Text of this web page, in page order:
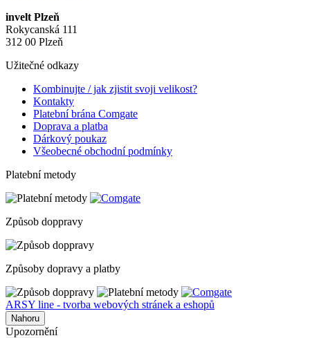
invelt Plzeň
Rokycanská 111
312 00 Plzeň
Užitečné odkazy
Kombinujte / jak zjistit svoji velikost?
Kontakty
Platební brána Comgate
Doprava a platba
Dárkový poukaz
Všeobecné obchodní podmínky
Platební metody
Způsob doppravy
Způsoby dopravy a platby
ARSY line - tvorba webových stránek a eshopů
Nahoru
Upozornění